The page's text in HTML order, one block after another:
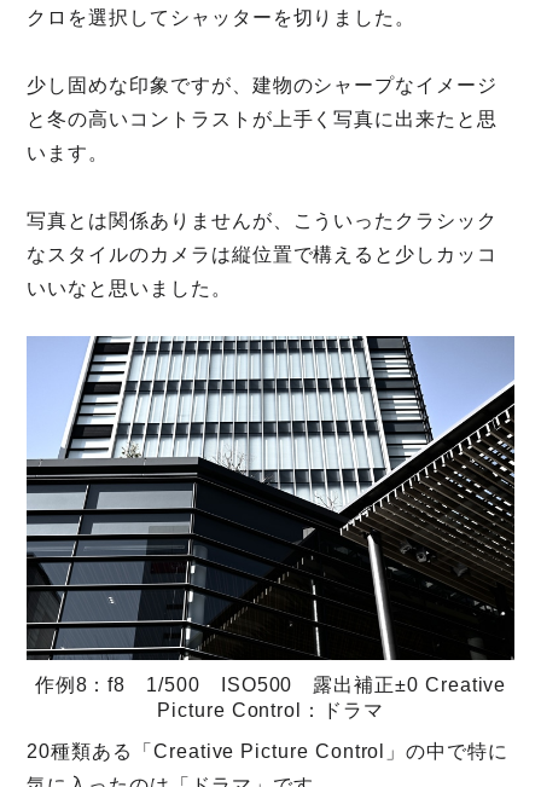
クロを選択してシャッターを切りました。
少し固めな印象ですが、建物のシャープなイメージ
と冬の高いコントラストが上手く写真に出来たと思
います。
写真とは関係ありませんが、こういったクラシック
なスタイルのカメラは縦位置で構えると少しカッコ
いいなと思いました。
作例8：f8 1/500 ISO500 露出補正±0 Creative
Picture Control：ドラマ
20種類ある「Creative Picture Control」の中で特に